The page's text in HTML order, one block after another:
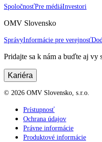
SpoločnosťPre médiáInvestori
OMV Slovensko
SprávyInformácie pre verejnosť
Pridajte sa k nám a buďte aj vy
Kariéra
© 2026 OMV Slovensko, s.r.o.
Prístupnosť
Ochrana údajov
Právne informácie
Produktové informácie